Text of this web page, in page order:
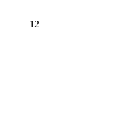
12